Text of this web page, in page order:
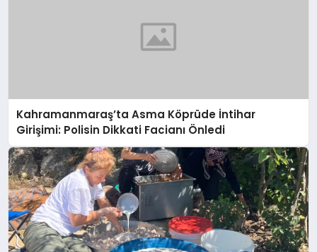
Kahramanmaraş’ta Asma Köprüde İntihar
Girişimi: Polisin Dikkati Facianı Önledi